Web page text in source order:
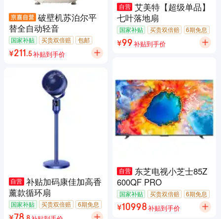
破壁机苏泊尔平
替全自动轻音
国家补贴 买贵双倍赔
包邮
7天无理由退货
闪电退款
¥211 5 补贴到手价
自营 补贴加码康佳加高香
薰款循环扇
国家补贴 买贵双倍赔
6期免息
包邮
7天无理由退货
自营 艾美特【超级单品】
七叶落地扇
国家补贴 买贵双倍赔
6期免息
包邮
7天无理由退货
¥99 补贴到手价
自营 东芝电视小芝士85Z
600QF PRO
国家补贴 买贵双倍赔
6期免息
包邮
7天无理由退货
¥10998 补贴到手价